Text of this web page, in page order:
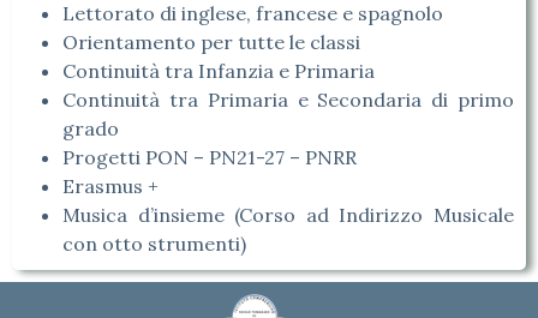
Lettorato di inglese, francese e spagnolo
Orientamento per tutte le classi
Continuità tra Infanzia e Primaria
Continuità tra Primaria e Secondaria di primo
grado
Progetti PON – PN21-27 – PNRR
Erasmus +
Musica d’insieme (Corso ad Indirizzo Musicale
con otto strumenti)